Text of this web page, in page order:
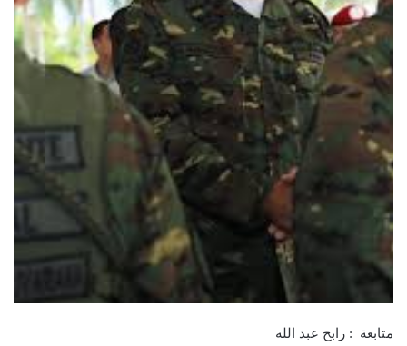
متابعة : رابح عبد الله